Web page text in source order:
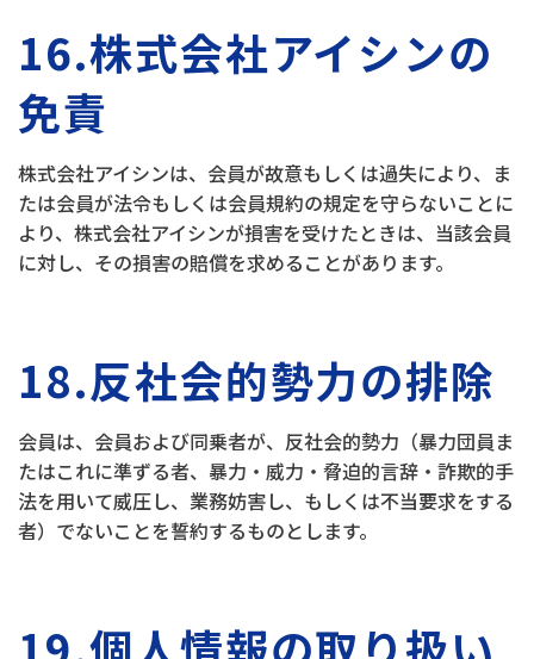
16.株式会社アイシンの
免責
株式会社アイシンは、会員が故意もしくは過失により、ま
たは会員が法令もしくは会員規約の規定を守らないことに
より、株式会社アイシンが損害を受けたときは、当該会員
に対し、その損害の賠償を求めることがあります。
18.反社会的勢力の排除
会員は、会員および同乗者が、反社会的勢力（暴力団員ま
たはこれに準ずる者、暴力・威力・脅迫的言辞・詐欺的手
法を用いて威圧し、業務妨害し、もしくは不当要求をする
者）でないことを誓約するものとします。